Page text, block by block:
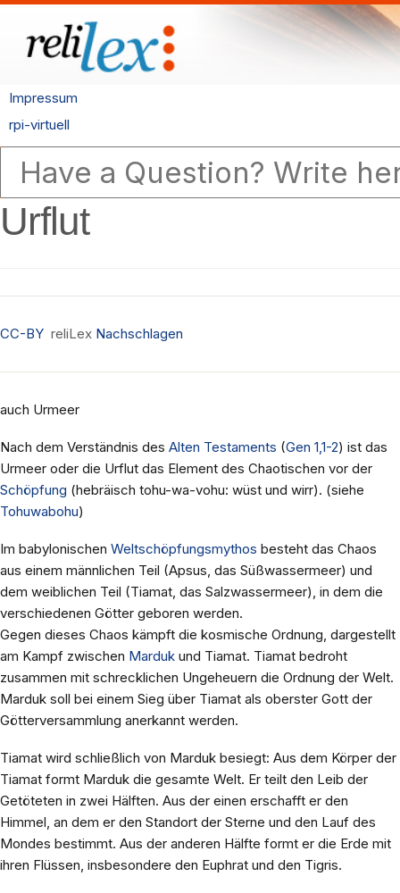
Impressum
rpi-virtuell
Urflut
CC-BY reliLex Nachschlagen
auch Urmeer
Nach dem Verständnis des Alten Testaments (Gen 1,1-2) ist das
Urmeer oder die Urflut das Element des Chaotischen vor der
Schöpfung (hebräisch tohu-wa-vohu: wüst und wirr). (siehe
Tohuwabohu)
Im babylonischen Weltschöpfungsmythos besteht das Chaos
aus einem männlichen Teil (Apsus, das Süßwassermeer) und
dem weiblichen Teil (Tiamat, das Salzwassermeer), in dem die
verschiedenen Götter geboren werden.
Gegen dieses Chaos kämpft die kosmische Ordnung, dargestellt
am Kampf zwischen Marduk und Tiamat. Tiamat bedroht
zusammen mit schrecklichen Ungeheuern die Ordnung der Welt.
Marduk soll bei einem Sieg über Tiamat als oberster Gott der
Götterversammlung anerkannt werden.
Tiamat wird schließlich von Marduk besiegt: Aus dem Körper der
Tiamat formt Marduk die gesamte Welt. Er teilt den Leib der
Getöteten in zwei Hälften. Aus der einen erschafft er den
Himmel, an dem er den Standort der Sterne und den Lauf des
Mondes bestimmt. Aus der anderen Hälfte formt er die Erde mit
ihren Flüssen, insbesondere den Euphrat und den Tigris.